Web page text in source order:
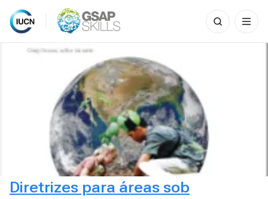
Skip
Search
for:
Diretrizes para áreas sob